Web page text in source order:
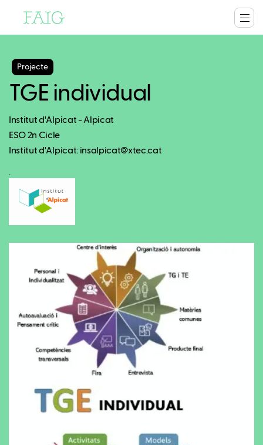
Projecte
TGE individual
Institut d'Alpicat - Alpicat
ESO 2n Cicle
Institut d'Alpicat: insalpicat@xtec.cat
.